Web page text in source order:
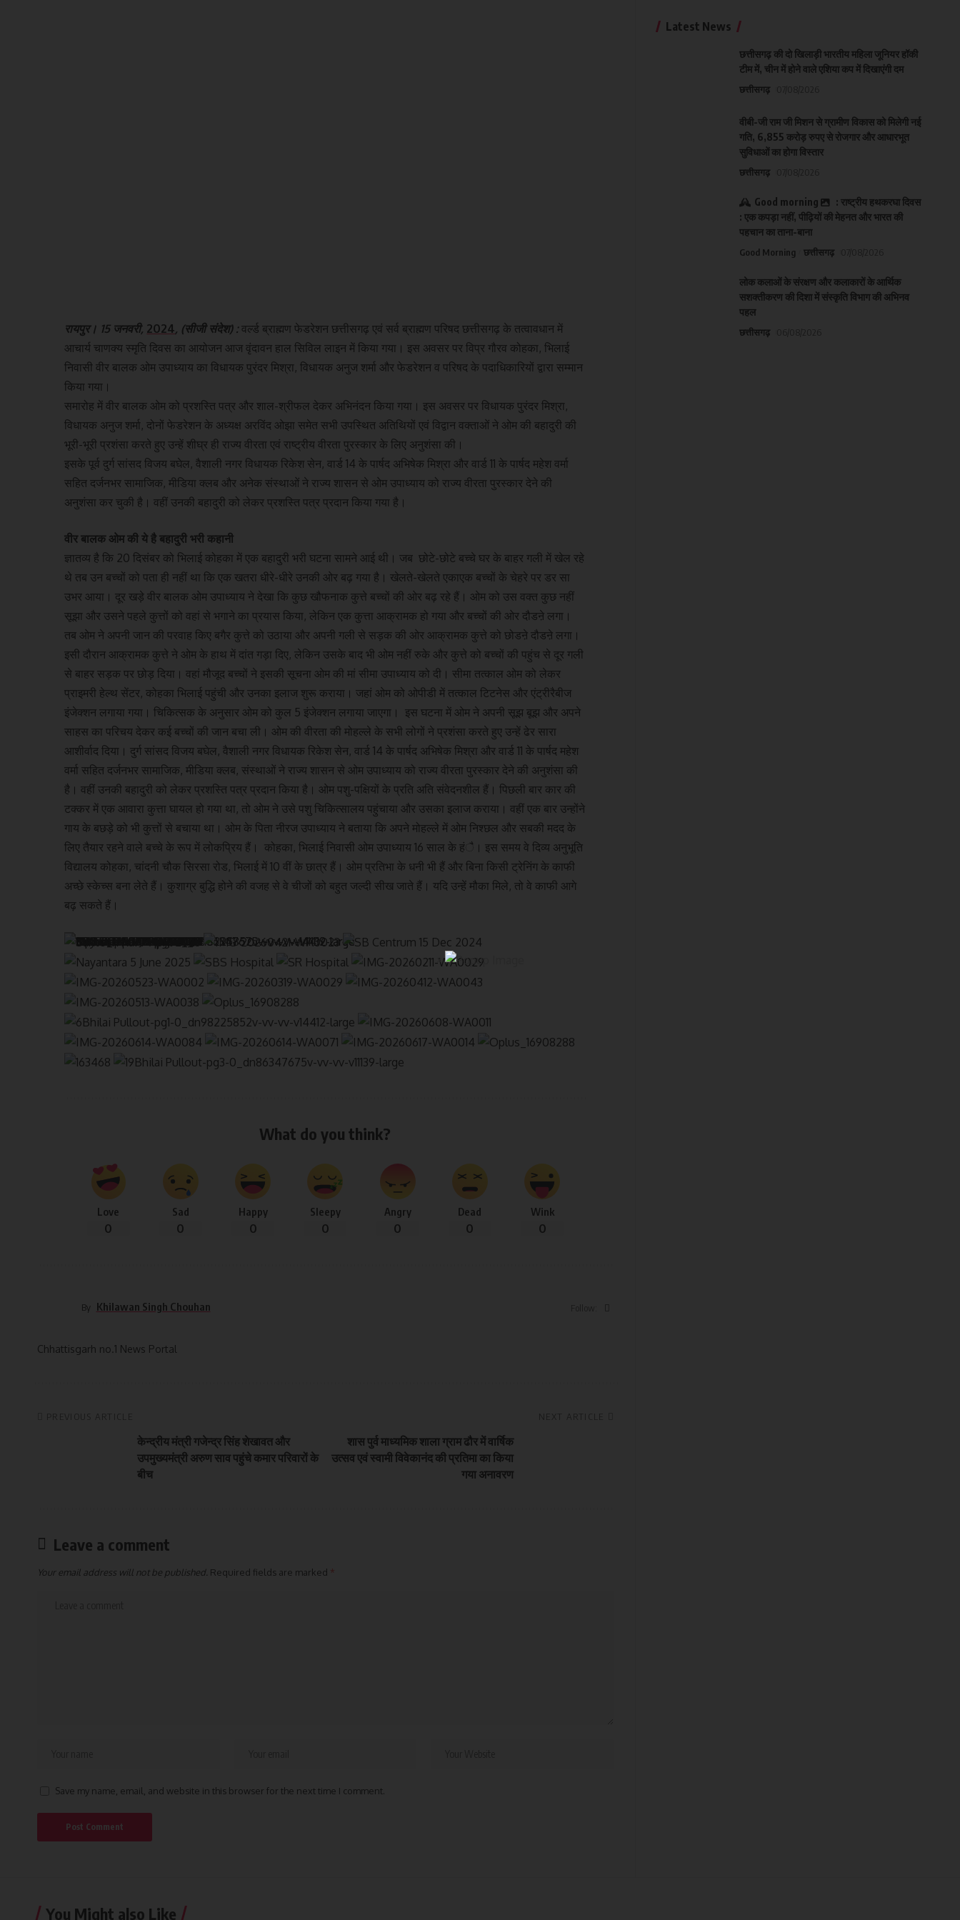
रायपुर। 15 जनवरी, 2024, (सीजी संदेश) :वर्ल्ड ब्राह्मण फेडरेशन छत्तीसगढ़ एवं सर्व ब्राह्मण परिषद छत्तीसगढ़ के तत्वावधान में
आचार्य चाणक्य स्मृति दिवस का आयोजन आज वृंदावन हाल सिविल लाइन में किया गया। इस अवसर पर विप्र गौरव कोहका, भिलाई
निवासी वीर बालक ओम उपाध्याय का विधायक पुरंदर मिश्रा, विधायक अनुज शर्मा और फेडरेशन व परिषद के पदाधिकारियों द्वारा सम्मान
किया गया।
समारोह में वीर बालक ओम को प्रशस्ति पत्र और शाल-श्रीफल देकर अभिनंदन किया गया। इस अवसर पर विधायक पुरंदर मिश्रा,
विधायक अनुज शर्मा, दोनों फेडरेशन के अध्यक्ष अरविंद ओझा समेत सभी उपस्थित अतिथियों एवं विद्वान वक्ताओं ने ओम की बहादुरी की
भूरी-भूरी प्रशंसा करते हुए उन्हें शीघ्र ही राज्य वीरता एवं राष्ट्रीय वीरता पुरस्कार के लिए अनुशंसा की।
इसके पूर्व दुर्ग सांसद विजय बघेल, वैशाली नगर विधायक रिकेश सेन, वार्ड 14 के पार्षद अभिषेक मिश्रा और वार्ड 11 के पार्षद महेश वर्मा
सहित दर्जनभर सामाजिक, मीडिया क्लब और अनेक संस्थाओं ने राज्य शासन से ओम उपाध्याय को राज्य वीरता पुरस्कार देने की
अनुशंसा कर चुकी है। वहीं उनकी बहादुरी को लेकर प्रशस्ति पत्र प्रदान किया गया है।
वीर बालक ओम की ये है बहादुरी भरी कहानी
ज्ञातव्य है कि 20 दिसंबर को भिलाई कोहका में एक बहादुरी भरी घटना सामने आई थी। जब छोटे-छोटे बच्चे घर के बाहर गली में खेल रहे
थे तब उन बच्चों को पता ही नहीं था कि एक खतरा धीरे-धीरे उनकी ओर बढ़ गया है। खेलते-खेलते एकाएक बच्चों के चेहरे पर डर सा
उभर आया। दूर खड़े वीर बालक ओम उपाध्याय ने देखा कि कुछ खौफनाक कुत्ते बच्चों की ओर बढ़ रहे हैं। ओम को उस वक्त कुछ नहीं
सूझा और उसने पहले कुत्तों को वहां से भगाने का प्रयास किया, लेकिन एक कुत्ता आक्रामक हो गया और बच्चों की ओर दौडऩे लगा।
तब ओम ने अपनी जान की परवाह किए बगैर कुत्ते को उठाया और अपनी गली से सड़क की ओर आक्रामक कुत्ते को छोडऩे दौडऩे लगा।
इसी दौरान आक्रामक कुत्ते ने ओम के हाथ में दांत गड़ा दिए, लेकिन उसके बाद भी ओम नहीं रुके और कुत्ते को बच्चों की पहुंच से दूर गली
से बाहर सड़क पर छोड़ दिया। वहां मौजूद बच्चों ने इसकी सूचना ओम की मां सीमा उपाध्याय को दी। सीमा तत्काल ओम को लेकर
प्राइमरी हेल्थ सेंटर, कोहका भिलाई पहुंची और उनका इलाज शुरू कराया। जहां ओम को ओपीडी में तत्काल टिटनेस और एंट्रीरैबीज
इंजेक्शन लगाया गया। चिकित्सक के अनुसार ओम को कुल 5 इंजेक्शन लगाया जाएगा। इस घटना में ओम ने अपनी सूझ बूझ और अपने
साहस का परिचय देकर कई बच्चों की जान बचा ली। ओम की वीरता की मोहल्ले के सभी लोगों ने प्रशंसा करते हुए उन्हें ढेर सारा
आशीर्वाद दिया। दुर्ग सांसद विजय बघेल, वैशाली नगर विधायक रिकेश सेन, वार्ड 14 के पार्षद अभिषेक मिश्रा और वार्ड 11 के पार्षद महेश
वर्मा सहित दर्जनभर सामाजिक, मीडिया क्लब, संस्थाओं ने राज्य शासन से ओम उपाध्याय को राज्य वीरता पुरस्कार देने की अनुशंसा की
है। वहीं उनकी बहादुरी को लेकर प्रशस्ति पत्र प्रदान किया है। ओम पशु-पक्षियों के प्रति अति संवेदनशील हैं। पिछली बार कार की
टक्कर में एक आवारा कुत्ता घायल हो गया था, तो ओम ने उसे पशु चिकित्सालय पहुंचाया और उसका इलाज कराया। वहीं एक बार उन्होंने
गाय के बछड़े को भी कुत्तों से बचाया था। ओम के पिता नीरज उपाध्याय ने बताया कि अपने मोहल्ले में ओम निश्छल और सबकी मदद के
लिए तैयार रहने वाले बच्चे के रूप में लोकप्रिय हैं। कोहका, भिलाई निवासी ओम उपाध्याय 16 साल के हंै। इस समय वे दिव्य अनुभूति
विद्यालय कोहका, चांदनी चौक सिरसा रोड, भिलाई में 10 वीं के छात्र हैं। ओम प्रतिभा के धनी भी हैं और बिना किसी ट्रेनिंग के काफी
अच्छे स्केच्स बना लेते हैं। कुशाग्र बुद्धि होने की वजह से वे चीजों को बहुत जल्दी सीख जाते हैं। यदि उन्हें मौका मिले, तो वे काफी आगे
बढ़ सकते हैं।
What do you think?
Love
0
Sad
0
Happy
0
Sleepy
0
Angry
0
Dead
0
Wink
0
By Khilawan Singh Chouhan
Chhattisgarh no.1 News Portal
केन्द्रीय मंत्री गजेन्द्र सिंह शेखावत और
उपमुख्यमंत्री अरुण साव पहुंचे कमार परिवारों के
बीच
शास पुर्व माध्यमिक शाला ग्राम ढौर में वार्षिक
उत्सव एवं स्वामी विवेकानंद की प्रतिमा का किया
गया अनावरण
Leave a comment
Your email address will not be published. Required fields are marked *
Save my name, email, and website in this browser for the next time I comment.
Latest News
छत्तीसगढ़ की दो खिलाड़ी भारतीय महिला जूनियर हॉकी
टीम में, चीन में होने वाले एशिया कप में दिखाएंगी दम
छत्तीसगढ़
वीबी-जी राम जी मिशन से ग्रामीण विकास को मिलेगी नई
गति, 6,855 करोड़ रुपए से रोजगार और आधारभूत
सुविधाओं का होगा विस्तार
छत्तीसगढ़
Good morning
: राष्ट्रीय हथकरघा दिवस
: एक कपड़ा नहीं, पीढ़ियों की मेहनत और भारत की
पहचान का ताना-बाना
Good Morning छत्तीसगढ़
लोक कलाओं के संरक्षण और कलाकारों के आर्थिक
सशक्तीकरण की दिशा में संस्कृति विभाग की अभिनव
पहल
छत्तीसगढ़
You Might also Like
×